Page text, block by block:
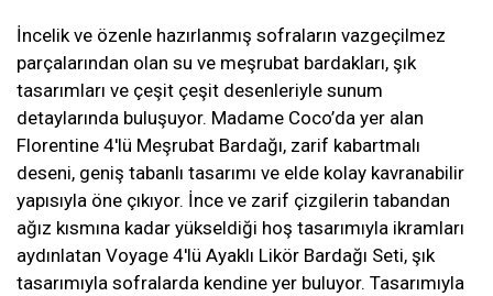
İncelik ve özenle hazırlanmış sofraların vazgeçilmez
parçalarından olan su ve meşrubat bardakları, şık
tasarımları ve çeşit çeşit desenleriyle sunum
detaylarında buluşuyor. Madame Coco’da yer alan
Florentine 4'lü Meşrubat Bardağı, zarif kabartmalı
deseni, geniş tabanlı tasarımı ve elde kolay kavranabilir
yapısıyla öne çıkıyor. İnce ve zarif çizgilerin tabandan
ağız kısmına kadar yükseldiği hoş tasarımıyla ikramları
aydınlatan Voyage 4'lü Ayaklı Likör Bardağı Seti, şık
tasarımıyla sofralarda kendine yer buluyor. Tasarımıyla